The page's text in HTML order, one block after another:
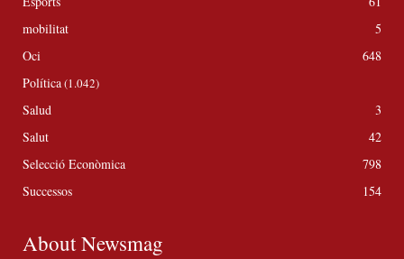
mobilitat
5
Oci
648
Política(1.042)
Salud
3
Salut
42
Selecció Econòmica
798
Successos
154
About Newsmag